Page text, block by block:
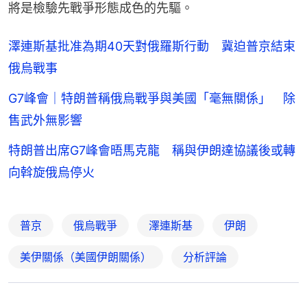
將是檢驗先戰爭形態成色的先驅。
澤連斯基批准為期40天對俄羅斯行動 冀迫普京結束
俄烏戰事
G7峰會｜特朗普稱俄烏戰爭與美國「毫無關係」 除
售武外無影響
特朗普出席G7峰會晤馬克龍 稱與伊朗達協議後或轉
向斡旋俄烏停火
普京 俄烏戰爭 澤連斯基 伊朗
美伊關係（美國伊朗關係） 分析評論